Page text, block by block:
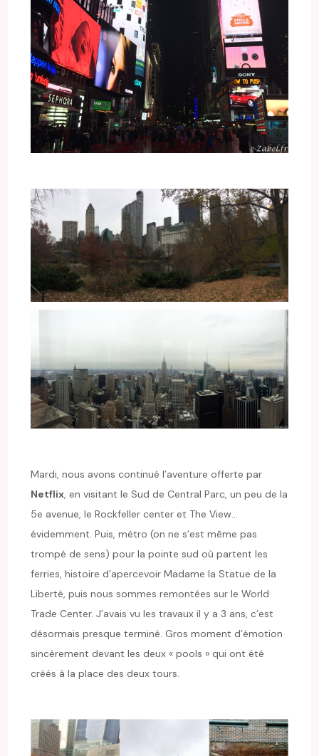
Mardi, nous avons continué l’aventure offerte par
Netflix, en visitant le Sud de Central Parc, un peu de la
5e avenue, le Rockfeller center et The View…
évidemment. Puis, métro (on ne s’est même pas
trompé de sens) pour la pointe sud où partent les
ferries, histoire d’apercevoir Madame la Statue de la
Liberté, puis nous sommes remontées sur le World
Trade Center. J’avais vu les travaux il y a 3 ans, c’est
désormais presque terminé. Gros moment d’émotion
sincèrement devant les deux « pools » qui ont été
créés à la place des deux tours.